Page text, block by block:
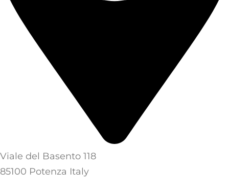
Viale del Basento 118
85100 Potenza Italy